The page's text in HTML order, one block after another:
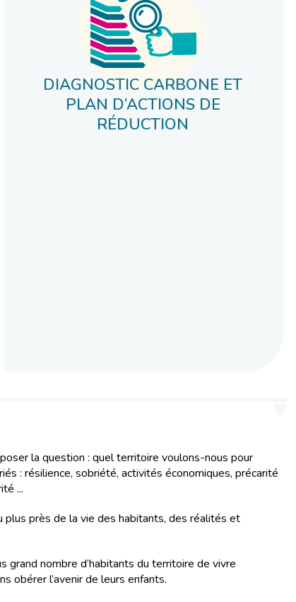
DIAGNOSTIC CARBONE ET
PLAN D’ACTIONS DE
RÉDUCTION
la question : quel territoire voulons-nous pour
: résilience, sobriété, activités économiques, précarité
...
plus près de la vie des habitants, des réalités et
grand nombre d’habitants du territoire de vivre
obérer l’avenir de leurs enfants.